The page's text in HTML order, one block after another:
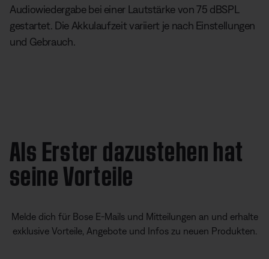
Audiowiedergabe bei einer Lautstärke von 75 dBSPL
gestartet. Die Akkulaufzeit variiert je nach Einstellungen
und Gebrauch.
Als Erster dazustehen hat
seine Vorteile
Melde dich für Bose E-Mails und Mitteilungen an und erhalte
exklusive Vorteile, Angebote und Infos zu neuen Produkten.